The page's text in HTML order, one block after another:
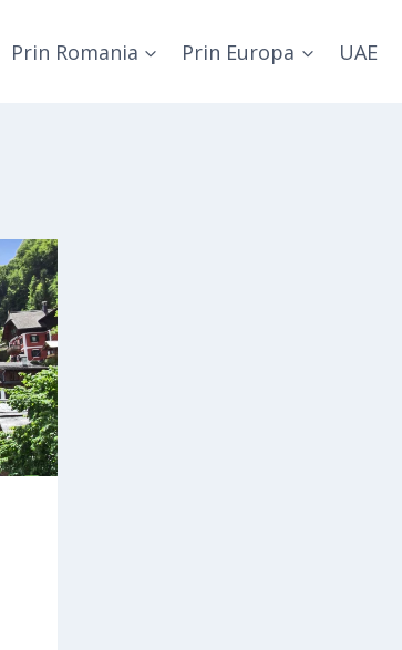
Prin Romania Prin Europa UAE